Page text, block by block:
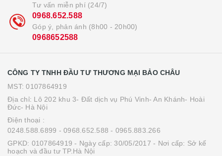
Tư vấn miễn phí (24/7)
0968.652.588
Góp ý, phản ánh (8h00 - 20h00)
0968652588
CÔNG TY TNHH ĐẦU TƯ THƯƠNG MẠI BẢO CHÂU
MST: 0107864919
Địa chỉ: Lô 202 khu 3- Đất dịch vụ Phú Vinh- An Khánh- Hoài
Đức- Hà Nội
Điện thoại :
0248.588.6899 - 0968.652.588 - 0965.883.266
GPKD: 0107864919 - Ngày cấp: 30/05/2017 - Nơi cấp: Sở kế
hoạch và đầu tư TP.Hà Nội